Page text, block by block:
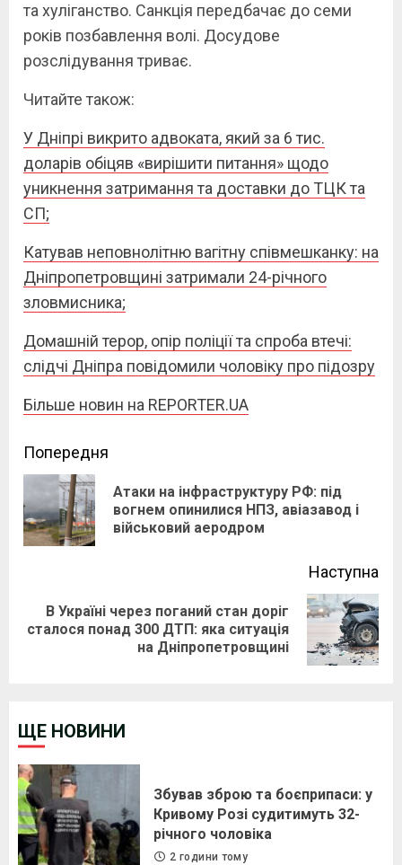
та хуліганство. Санкція передбачає до семи
років позбавлення волі. Досудове
розслідування триває.
Читайте також:
У Дніпрі викрито адвоката, який за 6 тис.
доларів обіцяв «вирішити питання» щодо
уникнення затримання та доставки до ТЦК та
СП;
Катував неповнолітню вагітну співмешканку: на
Дніпропетровщині затримали 24-річного
зловмисника;
Домашній терор, опір поліції та спроба втечі:
слідчі Дніпра повідомили чоловіку про підозру
Більше новин на REPORTER.UA
Continue
Reading
Попередня
Атаки на інфраструктуру РФ: під
вогнем опинилися НПЗ, авіазавод і
військовий аеродром
Наступна
Next
В Україні через поганий стан доріг
сталося понад 300 ДТП: яка ситуація
на Дніпропетровщині
ЩЕ НОВИНИ
Збував зброю та боєприпаси: у
Кривому Розі судитимуть 32-
річного чоловіка
2 години тому